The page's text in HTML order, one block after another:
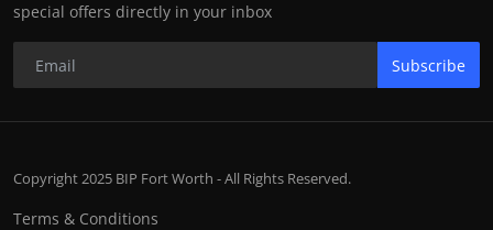
special offers directly in your inbox
Subscribe
Copyright 2025 BIP Fort Worth - All Rights Reserved.
Terms & Conditions